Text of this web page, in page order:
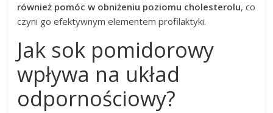
również pomóc w obniżeniu poziomu cholesterolu, co
czyni go efektywnym elementem profilaktyki.
Jak sok pomidorowy
wpływa na układ
odpornościowy?